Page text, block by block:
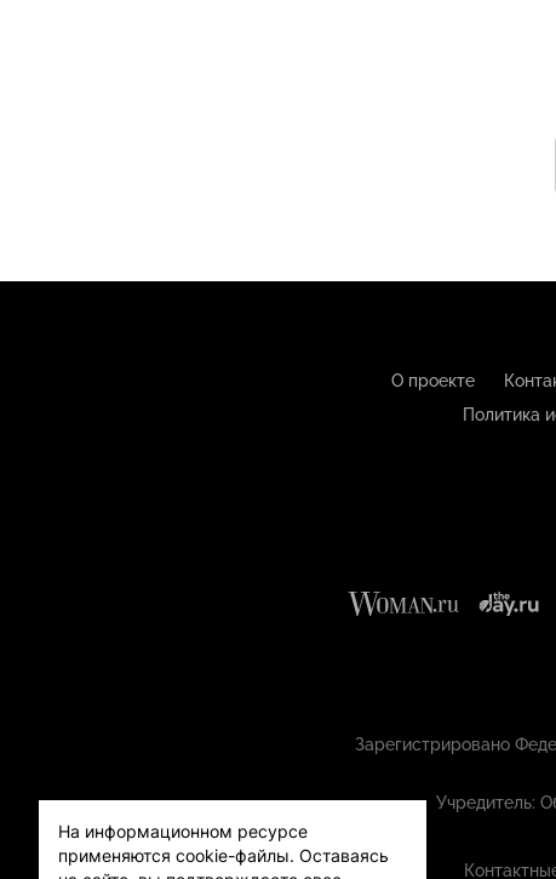
О проекте
Политика
Зарегистрировано
Учредитель:
На информационном ресурсе
применяются cookie-файлы. Оставаясь